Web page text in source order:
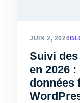
JUIN 2, 2026
Suivi
en 2026
données